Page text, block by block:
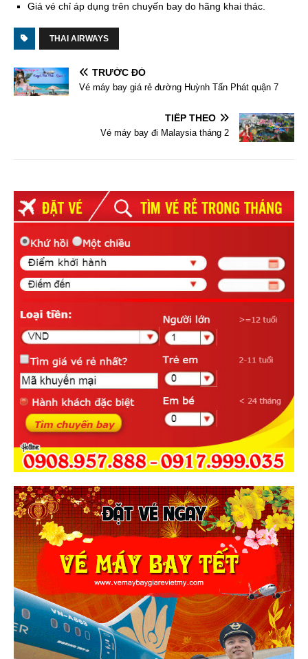
Giá vé chỉ áp dụng trên chuyến bay do hãng khai thác.
THAI AIRWAYS
TRƯỚC ĐÓ
Vé máy bay giá rẻ đường Huỳnh Tấn Phát quận 7
TIẾP THEO
Vé máy bay đi Malaysia tháng 2